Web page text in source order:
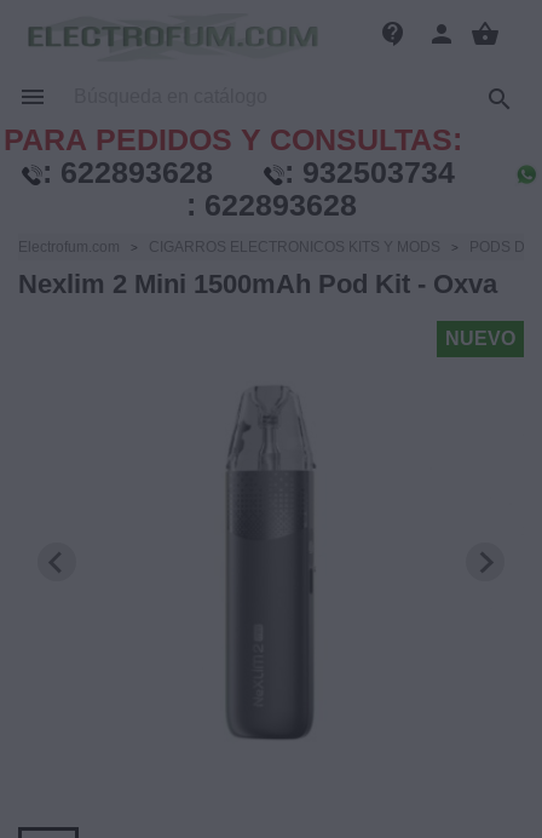
contact_support person shopping_basket
 
PARA PEDIDOS Y CONSULTAS:
: 622893628 : 932503734
: 622893628
Electrofum.com CIGARROS ELECTRONICOS KITS Y MODS PODS DE
Nexlim 2 Mini 1500mAh Pod Kit - Oxva
NUEVO